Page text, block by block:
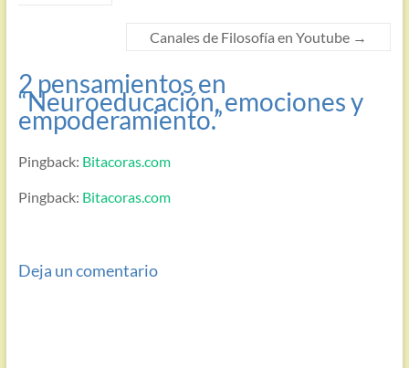
Canales de Filosofía en Youtube →
2 pensamientos en
“Neuroeducación, emociones y
empoderamiento.”
Pingback: Bitacoras.com
Pingback: Bitacoras.com
Deja un comentario